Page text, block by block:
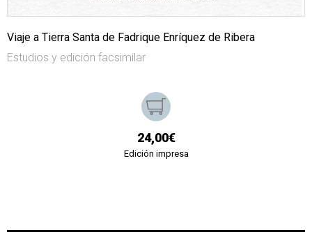
Viaje a Tierra Santa de Fadrique Enríquez de Ribera
Estudios y edición facsimilar
24,00€
Edición impresa